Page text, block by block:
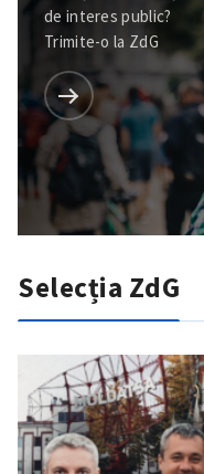
de interes public?
Trimite-o la ZdG
Selecția ZdG